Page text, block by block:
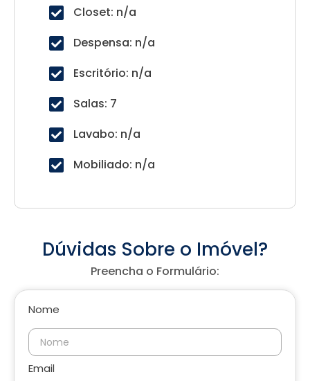
Closet: n/a
Despensa: n/a
Escritório: n/a
Salas: 7
Lavabo: n/a
Mobiliado: n/a
Dúvidas Sobre o Imóvel?
Preencha o Formulário:
Nome
Email